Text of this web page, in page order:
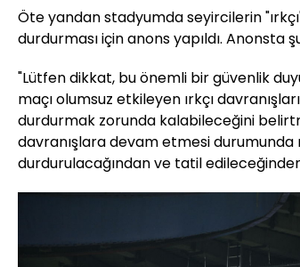
Öte yandan stadyumda seyircilerin
durdurması için anons yapıldı. Anonsta
"Lütfen dikkat, bu önemli bir güvenlik
maçı olumsuz etkileyen ırkçı
durdurmak zorunda kalabileceğini
davranışlara devam etmesi durumunda
durdurulacağından ve tatil